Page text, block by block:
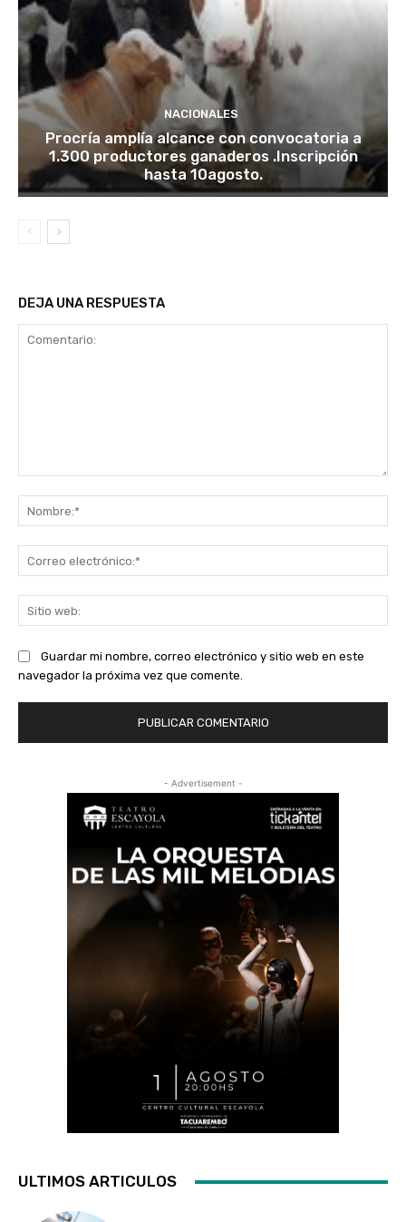
NACIONALES
Procría amplía alcance con convocatoria a
1.300 productores ganaderos .Inscripción
hasta 10agosto.
DEJA UNA RESPUESTA
Guardar mi nombre, correo electrónico y sitio web en este
navegador la próxima vez que comente.
- Advertisement -
ULTIMOS ARTICULOS